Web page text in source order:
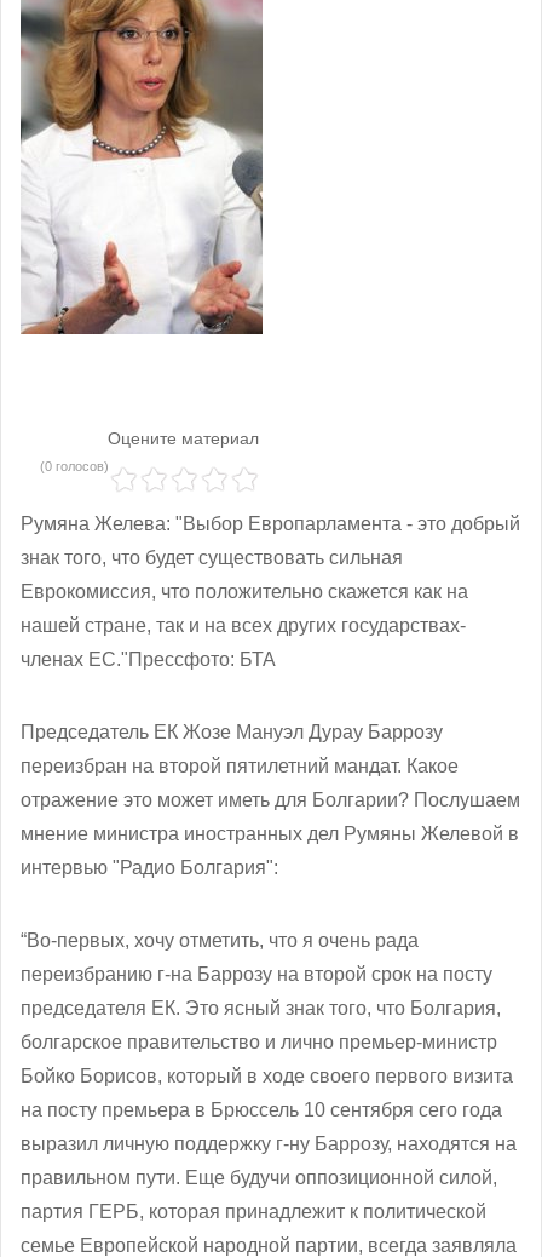
Оцените материал
(0 голосов)
Румяна Желева: "Выбор Европарламента - это добрый
знак того, что будет существовать сильная
Еврокомиссия, что положительно скажется как на
нашей стране, так и на всех других государствах-
членах ЕС."Прессфото: БТА
Председатель ЕК Жозе Мануэл Дурау Баррозу
переизбран на второй пятилетний мандат. Какое
отражение это может иметь для Болгарии? Послушаем
мнение министра иностранных дел Румяны Желевой в
интервью "Радио Болгария":
“Во-первых, хочу отметить, что я очень рада
переизбранию г-на Баррозу на второй срок на посту
председателя ЕК. Это ясный знак того, что Болгария,
болгарское правительство и лично премьер-министр
Бойко Борисов, который в ходе своего первого визита
на посту премьера в Брюссель 10 сентября сего года
выразил личную поддержку г-ну Баррозу, находятся на
правильном пути. Еще будучи оппозиционной силой,
партия ГЕРБ, которая принадлежит к политической
семье Европейской народной партии, всегда заявляла